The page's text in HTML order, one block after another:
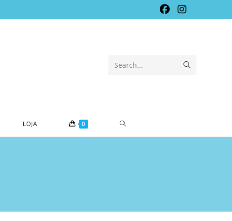
Search...
LOJA 0 TOGGLE